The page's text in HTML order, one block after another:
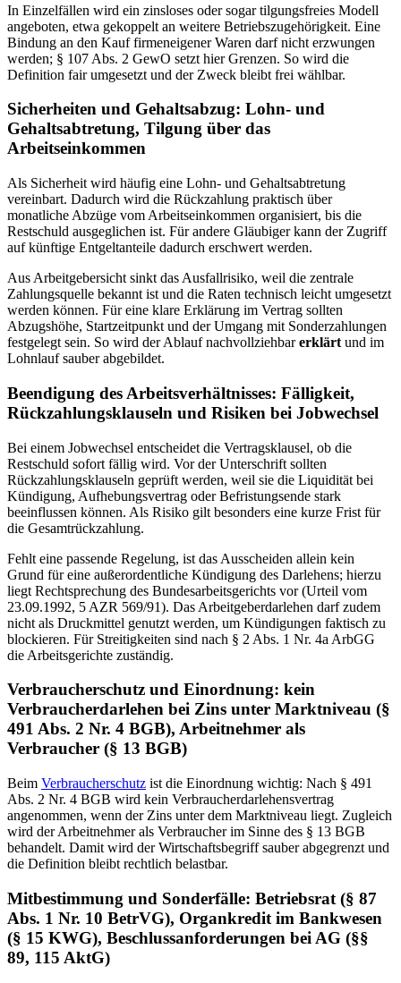
In Einzelfällen wird ein zinsloses oder sogar tilgungsfreies Modell
angeboten, etwa gekoppelt an weitere Betriebszugehörigkeit. Eine
Bindung an den Kauf firmeneigener Waren darf nicht erzwungen
werden; § 107 Abs. 2 GewO setzt hier Grenzen. So wird die
Definition fair umgesetzt und der Zweck bleibt frei wählbar.
Sicherheiten und Gehaltsabzug: Lohn- und
Gehaltsabtretung, Tilgung über das
Arbeitseinkommen
Als Sicherheit wird häufig eine Lohn- und Gehaltsabtretung
vereinbart. Dadurch wird die Rückzahlung praktisch über
monatliche Abzüge vom Arbeitseinkommen organisiert, bis die
Restschuld ausgeglichen ist. Für andere Gläubiger kann der Zugriff
auf künftige Entgeltanteile dadurch erschwert werden.
Aus Arbeitgebersicht sinkt das Ausfallrisiko, weil die zentrale
Zahlungsquelle bekannt ist und die Raten technisch leicht umgesetzt
werden können. Für eine klare Erklärung im Vertrag sollten
Abzugshöhe, Startzeitpunkt und der Umgang mit Sonderzahlungen
festgelegt sein. So wird der Ablauf nachvollziehbarerklärt und im
Lohnlauf sauber abgebildet.
Beendigung des Arbeitsverhältnisses: Fälligkeit,
Rückzahlungsklauseln und Risiken bei Jobwechsel
Bei einem Jobwechsel entscheidet die Vertragsklausel, ob die
Restschuld sofort fällig wird. Vor der Unterschrift sollten
Rückzahlungsklauseln geprüft werden, weil sie die Liquidität bei
Kündigung, Aufhebungsvertrag oder Befristungsende stark
beeinflussen können. Als Risiko gilt besonders eine kurze Frist für
die Gesamtrückzahlung.
Fehlt eine passende Regelung, ist das Ausscheiden allein kein
Grund für eine außerordentliche Kündigung des Darlehens; hierzu
liegt Rechtsprechung des Bundesarbeitsgerichts vor (Urteil vom
23.09.1992, 5 AZR 569/91). Das Arbeitgeberdarlehen darf zudem
nicht als Druckmittel genutzt werden, um Kündigungen faktisch zu
blockieren. Für Streitigkeiten sind nach § 2 Abs. 1 Nr. 4a ArbGG
die Arbeitsgerichte zuständig.
Verbraucherschutz und Einordnung: kein
Verbraucherdarlehen bei Zins unter Marktniveau (§
491 Abs. 2 Nr. 4 BGB), Arbeitnehmer als
Verbraucher (§ 13 BGB)
Beim Verbraucherschutz ist die Einordnung wichtig: Nach § 491
Abs. 2 Nr. 4 BGB wird kein Verbraucherdarlehensvertrag
angenommen, wenn der Zins unter dem Marktniveau liegt. Zugleich
wird der Arbeitnehmer als Verbraucher im Sinne des § 13 BGB
behandelt. Damit wird der Wirtschaftsbegriff sauber abgegrenzt und
die Definition bleibt rechtlich belastbar.
Mitbestimmung und Sonderfälle: Betriebsrat (§ 87
Abs. 1 Nr. 10 BetrVG), Organkredit im Bankwesen
(§ 15 KWG), Beschlussanforderungen bei AG (§§
89, 115 AktG)